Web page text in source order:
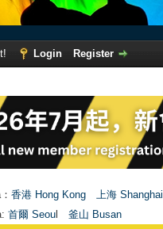
Login
Register
香港 Hong Kong 上海 Shanghai
首爾 Seou 釜山 Busan